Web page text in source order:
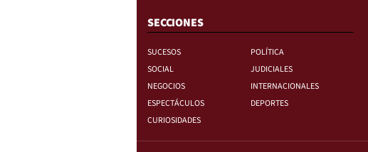
SECCIONES
SUCESOS
POLÍTICA
SOCIAL
JUDICIALES
NEGOCIOS
INTERNACIONALES
ESPECTÁCULOS
DEPORTES
CURIOSIDADES